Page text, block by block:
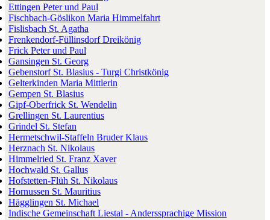
Ettingen Peter und Paul
Fischbach-Göslikon Maria Himmelfahrt
Fislisbach St. Agatha
Frenkendorf-Füllinsdorf Dreikönig
Frick Peter und Paul
Gansingen St. Georg
Gebenstorf St. Blasius - Turgi Christkönig
Gelterkinden Maria Mittlerin
Gempen St. Blasius
Gipf-Oberfrick St. Wendelin
Grellingen St. Laurentius
Grindel St. Stefan
Hermetschwil-Staffeln Bruder Klaus
Herznach St. Nikolaus
Himmelried St. Franz Xaver
Hochwald St. Gallus
Hofstetten-Flüh St. Nikolaus
Hornussen St. Mauritius
Hägglingen St. Michael
Indische Gemeinschaft Liestal - Anderssprachige Mission